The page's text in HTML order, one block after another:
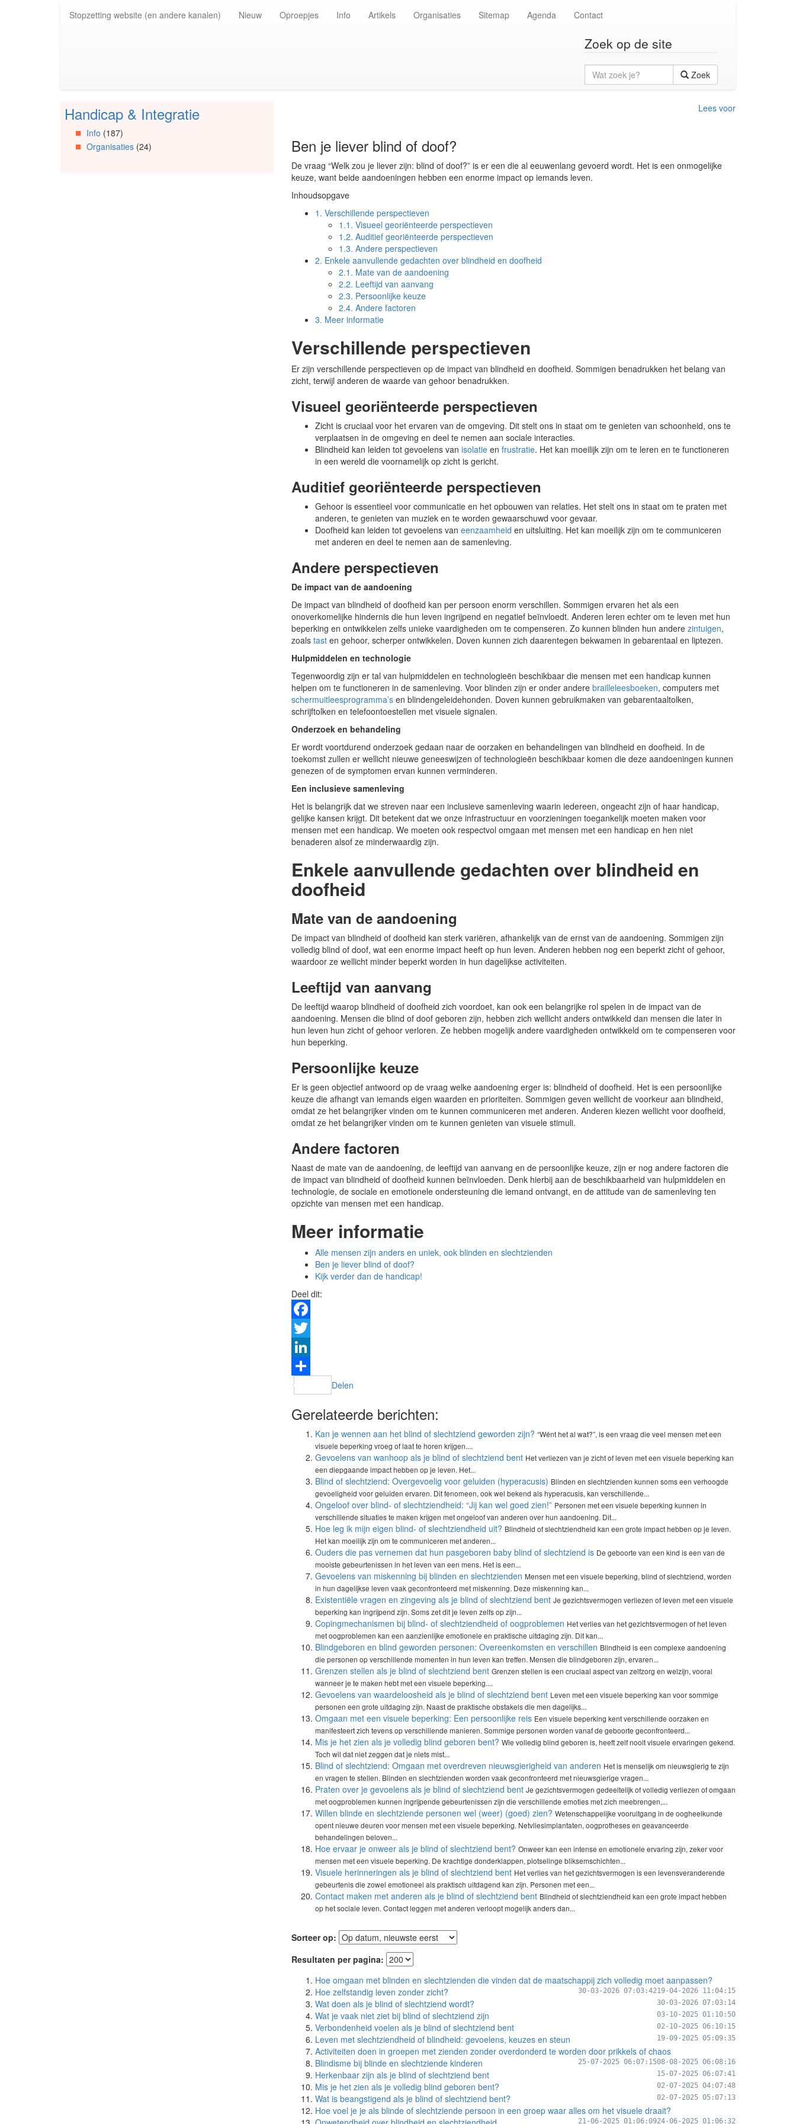
Stopzetting website (en andere kanalen) Nieuw Oproepjes Info Artikels Organisaties Sitemap Agenda Contact
Zoek op de site
Wat
zoek
je?
Zoek
Spring
Artikels
Spring
Handicap & Integratie
Info (187)
Organisaties(24)
Lees voor
Ben je liever blind of doof?
De vraag “Welk zou je liever zijn: blind of doof?” is er een die al eeuwenlang gevoerd wordt. Het is een onmogelijke
keuze, want beide aandoeningen hebben een enorme impact op iemands leven.
Inhoudsopgave
1. Verschillende perspectieven
1.1. Visueel georiënteerde perspectieven
1.2. Auditief georiënteerde perspectieven
1.3. Andere perspectieven
2. Enkele aanvullende gedachten over blindheid en doofheid
2.1. Mate van de aandoening
2.2. Leeftijd van aanvang
2.3. Persoonlijke keuze
2.4. Andere factoren
3. Meer informatie
Verschillende perspectieven
Er zijn verschillende perspectieven op de impact van blindheid en doofheid. Sommigen benadrukken het belang van
zicht, terwijl anderen de waarde van gehoor benadrukken.
Visueel georiënteerde perspectieven
Zicht is cruciaal voor het ervaren van de omgeving. Dit stelt ons in staat om te genieten van schoonheid, ons te
verplaatsen in de omgeving en deel te nemen aan sociale interacties.
Blindheid kan leiden tot gevoelens van isolatie en frustratie. Het kan moeilijk zijn om te leren en te functioneren
in een wereld die voornamelijk op zicht is gericht.
Auditief georiënteerde perspectieven
Gehoor is essentieel voor communicatie en het opbouwen van relaties. Het stelt ons in staat om te praten met
anderen, te genieten van muziek en te worden gewaarschuwd voor gevaar.
Doofheid kan leiden tot gevoelens van eenzaamheid en uitsluiting. Het kan moeilijk zijn om te communiceren
met anderen en deel te nemen aan de samenleving.
Andere perspectieven
De impact van de aandoening
De impact van blindheid of doofheid kan per persoon enorm verschillen. Sommigen ervaren het als een
onoverkomelijke hindernis die hun leven ingrijpend en negatief beïnvloedt. Anderen leren echter om te leven met hun
beperking en ontwikkelen zelfs unieke vaardigheden om te compenseren. Zo kunnen blinden hun andere zintuigen,
zoals tast en gehoor, scherper ontwikkelen. Doven kunnen zich daarentegen bekwamen in gebarentaal en liptezen.
Hulpmiddelen en technologie
Tegenwoordig zijn er tal van hulpmiddelen en technologieën beschikbaar die mensen met een handicap kunnen
helpen om te functioneren in de samenleving. Voor blinden zijn er onder andere brailleleesboeken, computers met
schermuitleesprogramma’s en blindengeleidehonden. Doven kunnen gebruikmaken van gebarentaaltolken,
schrijftolken en telefoontoestellen met visuele signalen.
Onderzoek en behandeling
Er wordt voortdurend onderzoek gedaan naar de oorzaken en behandelingen van blindheid en doofheid. In de
toekomst zullen er wellicht nieuwe geneeswijzen of technologieën beschikbaar komen die deze aandoeningen kunnen
genezen of de symptomen ervan kunnen verminderen.
Een inclusieve samenleving
Het is belangrijk dat we streven naar een inclusieve samenleving waarin iedereen, ongeacht zijn of haar handicap,
gelijke kansen krijgt. Dit betekent dat we onze infrastructuur en voorzieningen toegankelijk moeten maken voor
mensen met een handicap. We moeten ook respectvol omgaan met mensen met een handicap en hen niet
benaderen alsof ze minderwaardig zijn.
Enkele aanvullende gedachten over blindheid en
doofheid
Mate van de aandoening
De impact van blindheid of doofheid kan sterk variëren, afhankelijk van de ernst van de aandoening. Sommigen zijn
volledig blind of doof, wat een enorme impact heeft op hun leven. Anderen hebben nog een beperkt zicht of gehoor,
waardoor ze wellicht minder beperkt worden in hun dagelijkse activiteiten.
Leeftijd van aanvang
De leeftijd waarop blindheid of doofheid zich voordoet, kan ook een belangrijke rol spelen in de impact van de
aandoening. Mensen die blind of doof geboren zijn, hebben zich wellicht anders ontwikkeld dan mensen die later in
hun leven hun zicht of gehoor verloren. Ze hebben mogelijk andere vaardigheden ontwikkeld om te compenseren voor
hun beperking.
Persoonlijke keuze
Er is geen objectief antwoord op de vraag welke aandoening erger is: blindheid of doofheid. Het is een persoonlijke
keuze die afhangt van iemands eigen waarden en prioriteiten. Sommigen geven wellicht de voorkeur aan blindheid,
omdat ze het belangrijker vinden om te kunnen communiceren met anderen. Anderen kiezen wellicht voor doofheid,
omdat ze het belangrijker vinden om te kunnen genieten van visuele stimuli.
Andere factoren
Naast de mate van de aandoening, de leeftijd van aanvang en de persoonlijke keuze, zijn er nog andere factoren die
de impact van blindheid of doofheid kunnen beïnvloeden. Denk hierbij aan de beschikbaarheid van hulpmiddelen en
technologie, de sociale en emotionele ondersteuning die iemand ontvangt, en de attitude van de samenleving ten
opzichte van mensen met een handicap.
Meer informatie
Alle mensen zijn anders en uniek, ook blinden en slechtzienden
Ben je liever blind of doof?
Kijk verder dan de handicap!
Deel dit:
Facebook
Twitter
LinkedIn
Delen
Gerelateerde berichten:
Kan je wennen aan het blind of slechtziend geworden zijn? “Wént het al wat?”, is een vraag die veel mensen met een
visuele beperking vroeg of laat te horen krijgen....
Gevoelens van wanhoop als je blind of slechtziend bent Het verliezen van je zicht of leven met een visuele beperking kan
een diepgaande impact hebben op je leven. Het...
Blind of slechtziend: Overgevoelig voor geluiden (hyperacusis) Blinden en slechtzienden kunnen soms een verhoogde
gevoeligheid voor geluiden ervaren. Dit fenomeen, ook wel bekend als hyperacusis, kan verschillende...
Ongeloof over blind- of slechtziendheid: “Jij kan wel goed zien!” Personen met een visuele beperking kunnen in
verschillende situaties te maken krijgen met ongeloof van anderen over hun aandoening. Dit...
Hoe leg ik mijn eigen blind- of slechtziendheid uit? Blindheid of slechtziendheid kan een grote impact hebben op je leven.
Het kan moeilijk zijn om te communiceren met anderen...
Ouders die pas vernemen dat hun pasgeboren baby blind of slechtziend is De geboorte van een kind is een van de
mooiste gebeurtenissen in het leven van een mens. Het is een...
Gevoelens van miskenning bij blinden en slechtzienden Mensen met een visuele beperking, blind of slechtziend, worden
in hun dagelijkse leven vaak geconfronteerd met miskenning. Deze miskenning kan...
Existentiële vragen en zingeving als je blind of slechtziend bent Je gezichtsvermogen verliezen of leven met een visuele
beperking kan ingrijpend zijn. Soms zet dit je leven zelfs op zijn...
Copingmechanismen bij blind- of slechtziendheid of oogproblemen Het verlies van het gezichtsvermogen of het leven
met oogproblemen kan een aanzienlijke emotionele en praktische uitdaging zijn. Dit kan...
Blindgeboren en blind geworden personen: Overeenkomsten en verschillen Blindheid is een complexe aandoening
die personen op verschillende momenten in hun leven kan treffen. Mensen die blindgeboren zijn, ervaren...
Grenzen stellen als je blind of slechtziend bent Grenzen stellen is een cruciaal aspect van zelfzorg en welzijn, vooral
wanneer je te maken hebt met een visuele beperking....
Gevoelens van waardeloosheid als je blind of slechtziend bent Leven met een visuele beperking kan voor sommige
personen een grote uitdaging zijn. Naast de praktische obstakels die men dagelijks...
Omgaan met een visuele beperking: Een persoonlijke reis Een visuele beperking kent verschillende oorzaken en
manifesteert zich tevens op verschillende manieren. Sommige personen worden vanaf de geboorte geconfronteerd...
Mis je het zien als je volledig blind geboren bent? Wie volledig blind geboren is, heeft zelf nooit visuele ervaringen gekend.
Toch wil dat niet zeggen dat je niets mist...
Blind of slechtziend: Omgaan met overdreven nieuwsgierigheid van anderen Het is menselijk om nieuwsgierig te zijn
en vragen te stellen. Blinden en slechtzienden worden vaak geconfronteerd met nieuwsgierige vragen...
Praten over je gevoelens als je blind of slechtziend bent Je gezichtsvermogen gedeeltelijk of volledig verliezen of omgaan
met oogproblemen kunnen ingrijpende gebeurtenissen zijn die verschillende emoties met zich meebrengen,...
Willen blinde en slechtziende personen wel (weer) (goed) zien? Wetenschappelijke vooruitgang in de oogheelkunde
opent nieuwe deuren voor mensen met een visuele beperking. Netvliesimplantaten, oogprotheses en geavanceerde
behandelingen beloven...
Hoe ervaar je onweer als je blind of slechtziend bent? Onweer kan een intense en emotionele ervaring zijn, zeker voor
mensen met een visuele beperking. De krachtige donderklappen, plotselinge bliksemschichten...
Visuele herinneringen als je blind of slechtziend bent Het verlies van het gezichtsvermogen is een levensveranderende
gebeurtenis die zowel emotioneel als praktisch uitdagend kan zijn. Personen met een...
Contact maken met anderen als je blind of slechtziend bent Blindheid of slechtziendheid kan een grote impact hebben
op het sociale leven. Contact leggen met anderen verloopt mogelijk anders dan...
Sorteer op:
Resultaten per pagina:
Hoe omgaan met blinden en slechtzienden die vinden dat de maatschappij zich volledig moet aanpassen?
19-04-2026 11:04:15
Hoe zelfstandig leven zonder zicht? 30-03-2026 07:03:42
Wat doen als je blind of slechtziend wordt? 30-03-2026 07:03:14
Wat je vaak niet ziet bij blind of slechtziend zijn 03-10-2025 01:10:50
Verbondenheid voelen als je blind of slechtziend bent 02-10-2025 06:10:15
Leven met slechtziendheid of blindheid: gevoelens, keuzes en steun 19-09-2025 05:09:35
Activiteiten doen in groepen met zienden zonder overdonderd te worden door prikkels of chaos
08-08-2025 06:08:16
Blindisme bij blinde en slechtziende kinderen 25-07-2025 06:07:15
Herkenbaar zijn als je blind of slechtziend bent 15-07-2025 06:07:41
Mis je het zien als je volledig blind geboren bent? 02-07-2025 04:07:48
Wat is beangstigend als je blind of slechtziend bent? 02-07-2025 05:07:13
Hoe voel je je als blinde of slechtziende persoon in een groep waar alles om het visuele draait?
24-06-2025 01:06:32
21-06-2025 01:06:09